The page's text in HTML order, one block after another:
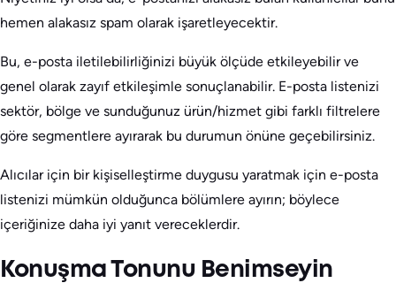
hemen alakasız spam olarak işaretleyecektir.
Bu, e-posta iletilebilirliğinizi büyük ölçüde etkileyebilir ve
genel olarak zayıf etkileşimle sonuçlanabilir. E-posta listenizi
sektör, bölge ve sunduğunuz ürün/hizmet gibi farklı filtrelere
göre segmentlere ayırarak bu durumun önüne geçebilirsiniz.
Alıcılar için bir kişiselleştirme duygusu yaratmak için e-posta
listenizi mümkün olduğunca bölümlere ayırın; böylece
içeriğinize daha iyi yanıt vereceklerdir.
Konuşma Tonunu Benimseyin